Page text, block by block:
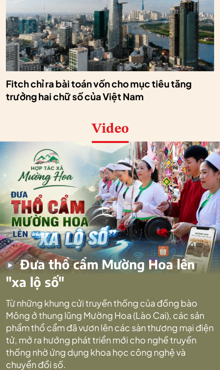
Fitch chỉ ra bài toán vốn cho mục tiêu tăng
trưởng hai chữ số của Việt Nam
Video
Đưa thổ cẩm Mường Hoa lên
"xa lộ số"
Từ những khung cửi truyền thống của đồng bào
Mông ở thung lũng Mường Hoa (Lào Cai), các sản
phẩm thổ cẩm đã vươn lên các sàn thương mại điện
tử, mở ra hướng phát triển mới cho nghề truyền
thống nhờ ứng dụng khoa học công nghệ và
chuyển đổi số.